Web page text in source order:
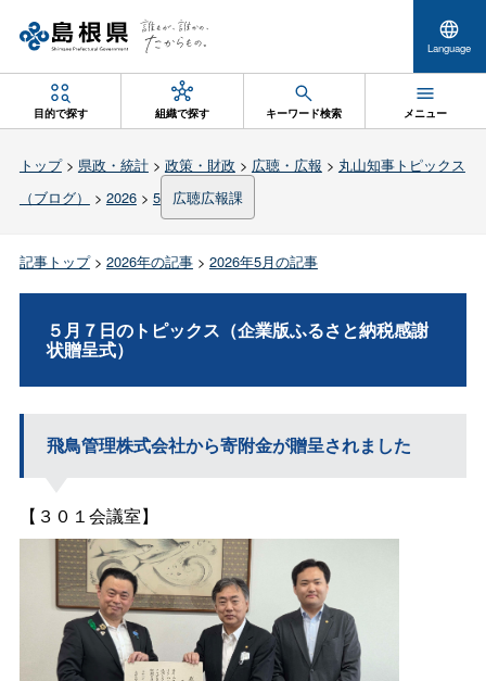
Language
目的で探す 組織で探す キーワード検索 メニュー
トップ> 県政・統計> 政策・財政 > 広聴・広報 > 丸山知事トピックス
（ブログ）
> 2026> 5 広聴広報課
記事トップ> 2026年の記事> 2026年5月の記事
５月７日のトピックス（企業版ふるさと納税感謝
状贈呈式）
飛鳥管理株式会社から寄附金が贈呈されました
【３０１会議室】